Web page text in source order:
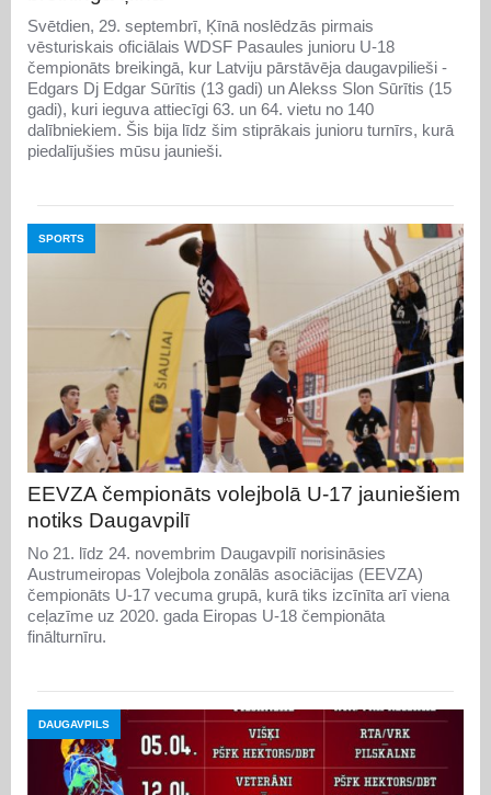
Svētdien, 29. septembrī, Ķīnā noslēdzās pirmais
vēsturiskais oficiālais WDSF Pasaules junioru U-18
čempionāts breikingā, kur Latviju pārstāvēja daugavpilieši -
Edgars Dj Edgar Sūrītis (13 gadi) un Alekss Slon Sūrītis (15
gadi), kuri ieguva attiecīgi 63. un 64. vietu no 140
dalībniekiem. Šis bija līdz šim stiprākais junioru turnīrs, kurā
piedalījušies mūsu jaunieši.
SPORTS
EEVZA čempionāts volejbolā U-17 jauniešiem
notiks Daugavpilī
No 21. līdz 24. novembrim Daugavpilī norisināsies
Austrumeiropas Volejbola zonālās asociācijas (EEVZA)
čempionāts U-17 vecuma grupā, kurā tiks izcīnīta arī viena
ceļazīme uz 2020. gada Eiropas U-18 čempionāta
finālturnīru.
DAUGAVPILS